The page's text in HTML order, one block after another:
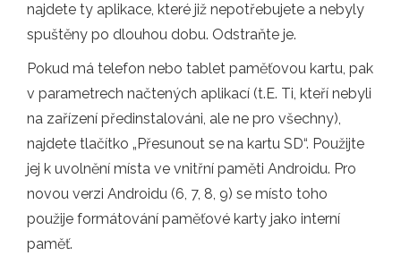
najdete ty aplikace, které již nepotřebujete a nebyly
spuštěny po dlouhou dobu. Odstraňte je.
Pokud má telefon nebo tablet paměťovou kartu, pak
v parametrech načtených aplikací (t.E. Ti, kteří nebyli
na zařízení předinstalováni, ale ne pro všechny),
najdete tlačítko „Přesunout se na kartu SD“. Použijte
jej k uvolnění místa ve vnitřní paměti Androidu. Pro
novou verzi Androidu (6, 7, 8, 9) se místo toho
použije formátování paměťové karty jako interní
paměť.